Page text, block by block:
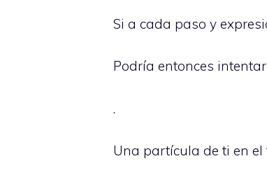
Si a cada paso y
Podría entonces
.
Una partícula de ti en